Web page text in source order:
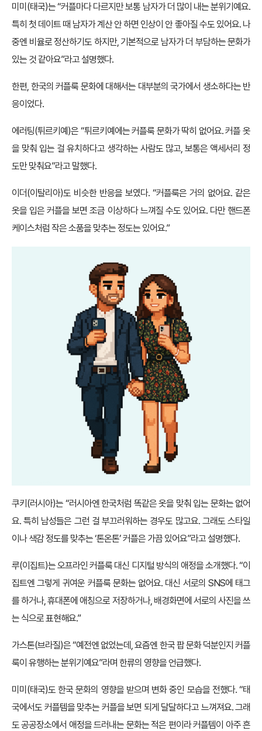
미미(태국)는 “커플마다 다르지만 보통 남자가 더 많이 내는 분위기예요.
특히 첫 데이트 때 남자가 계산 안 하면 인상이 안 좋아질 수도 있어요. 나
중엔 비율로 정산하기도 하지만, 기본적으로 남자가 더 부담하는 문화가
있는 것 같아요”라고 설명했다.
한편, 한국의 커플룩 문화에 대해서는 대부분의 국가에서 생소하다는 반
응이었다.
에러팅(튀르키예)은 “튀르키예에는 커플룩 문화가 딱히 없어요. 커플 옷
을 맞춰 입는 걸 유치하다고 생각하는 사람도 많고, 보통은 액세서리 정
도만 맞춰요”라고 말했다.
이더(이탈리아)도 비슷한 반응을 보였다. “커플룩은 거의 없어요. 같은
옷을 입은 커플을 보면 조금 이상하다 느껴질 수도 있어요. 다만 핸드폰
케이스처럼 작은 소품을 맞추는 정도는 있어요.”
쿠키(러시아)는 “러시아엔 한국처럼 똑같은 옷을 맞춰 입는 문화는 없어
요. 특히 남성들은 그런 걸 부끄러워하는 경우도 많고요. 그래도 스타일
이나 색감 정도를 맞추는 ‘톤온톤’ 커플은 가끔 있어요”라고 설명했다.
루(이집트)는 오프라인 커플룩 대신 디지털 방식의 애정을 소개했다. “이
집트엔 그렇게 귀여운 커플룩 문화는 없어요. 대신 서로의 SNS에 태그
를 하거나, 휴대폰에 애칭으로 저장하거나, 배경화면에 서로의 사진을 쓰
는 식으로 표현해요.”
가스톤(브라질)은 “예전엔 없었는데, 요즘엔 한국 팝 문화 덕분인지 커플
룩이 유행하는 분위기예요”라며 한류의 영향을 언급했다.
미미(태국)도 한국 문화의 영향을 받으며 변화 중인 모습을 전했다. “태
국에서도 커플템을 맞추는 커플을 보면 되게 달달하다고 느껴져요. 그래
도 공공장소에서 애정을 드러내는 문화는 적은 편이라 커플템이 아주 흔